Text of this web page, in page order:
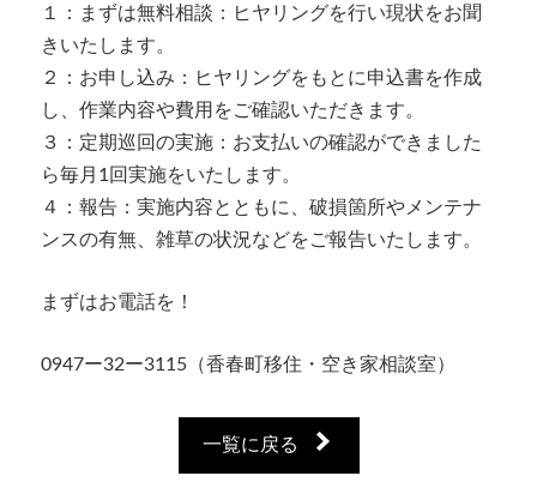
１：まずは無料相談：ヒヤリングを行い現状をお聞
きいたします。
２：お申し込み：ヒヤリングをもとに申込書を作成
し、作業内容や費用をご確認いただきます。
３：定期巡回の実施：お支払いの確認ができました
ら毎月1回実施をいたします。
４：報告：実施内容とともに、破損箇所やメンテナ
ンスの有無、雑草の状況などをご報告いたします。
まずはお電話を！
0947ー32ー3115（香春町移住・空き家相談室）
一覧に戻る